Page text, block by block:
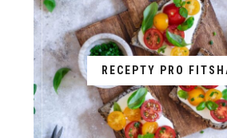
RECEPTY PRO